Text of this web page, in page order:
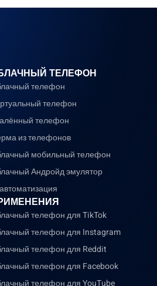
ТЕЛЕФОН
телефон
телефон
телефон
из телефонов
мобильный телефон
Андройд эмулятор
телефон для TikTok
телефон для Instagram
телефон для Reddit
телефон для Facebook
телефон для YouTube